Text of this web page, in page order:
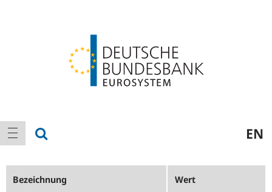
Hauptnavigation
Navigation anzeigen EN
Bezeichnung Wert